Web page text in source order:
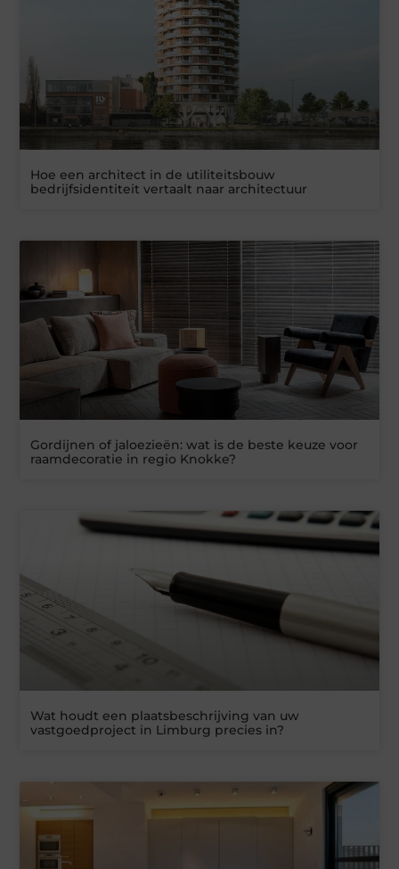
Hoe een architect in de utiliteitsbouw
bedrijfsidentiteit vertaalt naar architectuur
Gordijnen of jaloezieën: wat is de beste keuze voor
raamdecoratie in regio Knokke?
Wat houdt een plaatsbeschrijving van uw
vastgoedproject in Limburg precies in?